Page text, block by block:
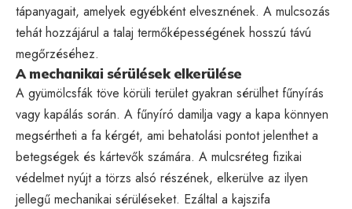
tápanyagait, amelyek egyébként elvesznének. A mulcsozás
tehát hozzájárul a talaj termőképességének hosszú távú
megőrzéséhez.
A mechanikai sérülések elkerülése
A gyümölcsfák töve körüli terület gyakran sérülhet fűnyírás
vagy kapálás során. A fűnyíró damilja vagy a kapa könnyen
megsértheti a fa kérgét, ami behatolási pontot jelenthet a
betegségek és kártevők számára. A mulcsréteg fizikai
védelmet nyújt a törzs alsó részének, elkerülve az ilyen
jellegű mechanikai sérüléseket. Ezáltal a kajszifa